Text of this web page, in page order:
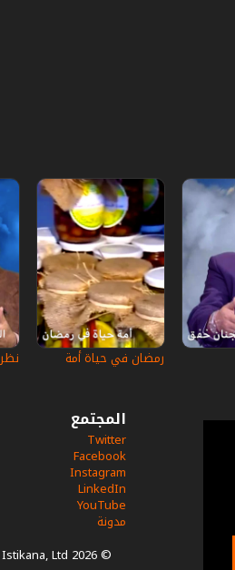
رمضان في حياة أمة
المجتمع
Twitter
Facebook
Instagram
LinkedIn
YouTube
مدونة
© 2026 Istikana, Ltd